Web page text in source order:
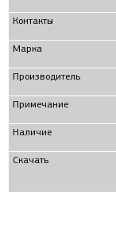
Контакты
Марка
Производитель
Примечание
Наличие
Скачать